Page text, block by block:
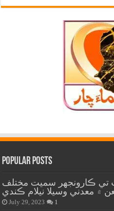
Popular Posts
4 آگسٽ تي ڪارونجهر سميت مختلف
۾ معدني وسيلا نيلام ڪندي
July 29, 2023 1